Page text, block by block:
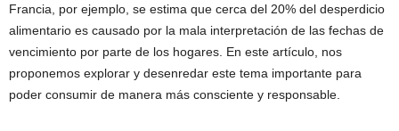
Francia, por ejemplo, se estima que cerca del 20% del desperdicio
alimentario es causado por la mala interpretación de las fechas de
vencimiento por parte de los hogares. En este artículo, nos
proponemos explorar y desenredar este tema importante para
poder consumir de manera más consciente y responsable.